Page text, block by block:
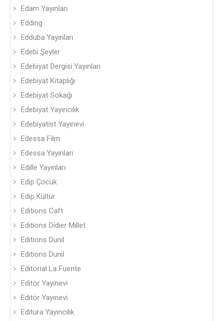
Edam Yayınları
Edding
Edduba Yayınları
Edebi Şeyler
Edebiyat Dergisi Yayınları
Edebiyat Kitaplığı
Edebiyat Sokağı
Edebiyat Yayıncılık
Edebiyatist Yayınevi
Edessa Film
Edessa Yayınları
Edille Yayınları
Edip Çocuk
Edip Kültür
Editions Caft
Editions Didier Millet
Editions Dunil
Editions Dunil
Editorial La Fuente
Editör Yayınevi
Editör Yayınevi
Editura Yayıncılık